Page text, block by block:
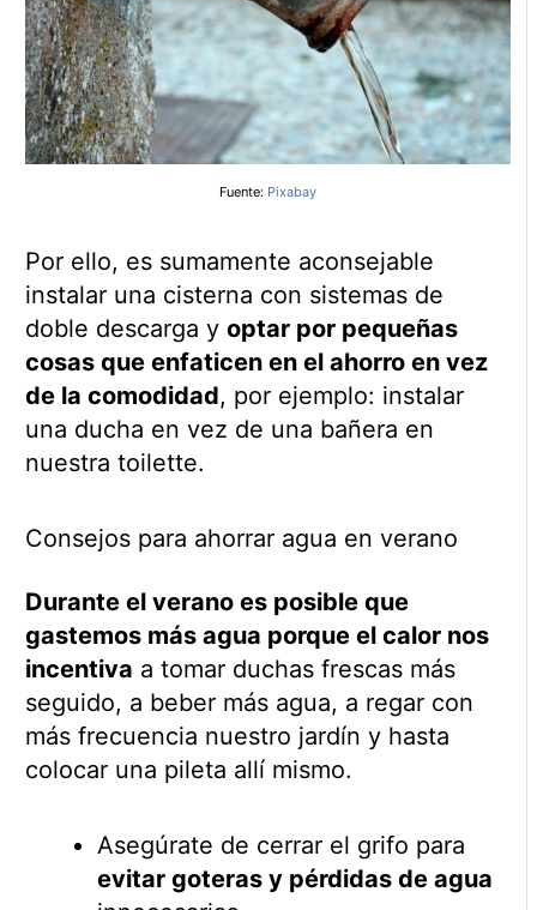
Fuente: Pixabay
Por ello, es sumamente aconsejable
instalar una cisterna con sistemas de
doble descarga y optar por pequeñas
cosas que enfaticen en el ahorro en vez
de la comodidad, por ejemplo: instalar
una ducha en vez de una bañera en
nuestra toilette.
Consejos para ahorrar agua en verano
Durante el verano es posible que
gastemos más agua porque el calor nos
incentiva a tomar duchas frescas más
seguido, a beber más agua, a regar con
más frecuencia nuestro jardín y hasta
colocar una pileta allí mismo.
Asegúrate de cerrar el grifo para
evitar goteras y pérdidas de agua